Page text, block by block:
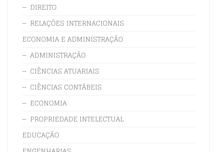
DIREITO
RELAÇÕES INTERNACIONAIS
ECONOMIA E ADMINISTRAÇÃO
ADMINISTRAÇÃO
CIÊNCIAS ATUARIAIS
CIÊNCIAS CONTÁBEIS
ECONOMIA
PROPRIEDADE INTELECTUAL
EDUCAÇÃO